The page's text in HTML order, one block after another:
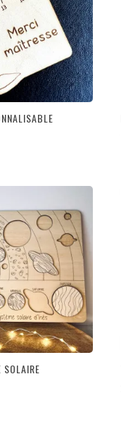
SOLAIRE